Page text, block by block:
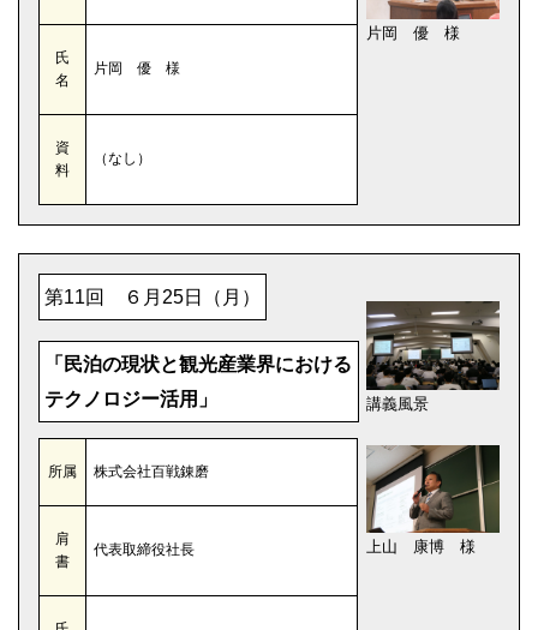
氏
名
片岡 優 様
資
料
（なし）
片岡 優 様
第11回 ６月25日（月）
「民泊の現状と観光産業界における
テクノロジー活用」
所属 株式会社百戦錬磨
肩
書
代表取締役社長
講義風景
上山 康博 様